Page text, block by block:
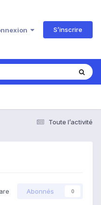
S’inscrire
Toute l’activité
Abonnés 0